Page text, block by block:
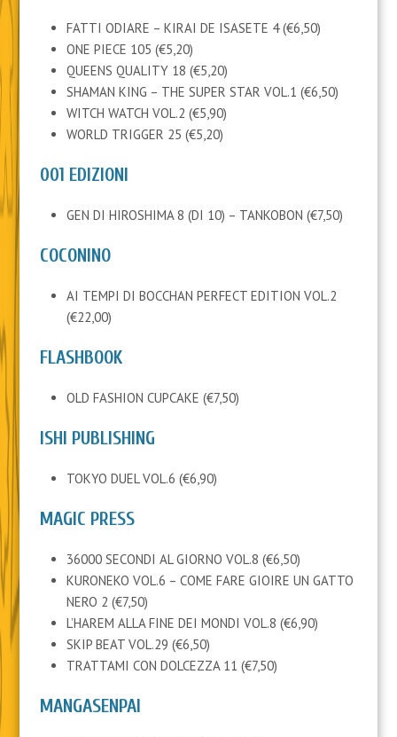
FATTI ODIARE – KIRAI DE ISASETE 4 (€6,50)
ONE PIECE 105 (€5,20)
QUEENS QUALITY 18 (€5,20)
SHAMAN KING – THE SUPER STAR VOL.1 (€6,50)
WITCH WATCH VOL.2 (€5,90)
WORLD TRIGGER 25 (€5,20)
001 EDIZIONI
GEN DI HIROSHIMA 8 (DI 10) – TANKOBON (€7,50)
COCONINO
AI TEMPI DI BOCCHAN PERFECT EDITION VOL.2
(€22,00)
FLASHBOOK
OLD FASHION CUPCAKE (€7,50)
ISHI PUBLISHING
TOKYO DUEL VOL.6 (€6,90)
MAGIC PRESS
36000 SECONDI AL GIORNO VOL.8 (€6,50)
KURONEKO VOL.6 – COME FARE GIOIRE UN GATTO
NERO 2 (€7,50)
L’HAREM ALLA FINE DEI MONDI VOL.8 (€6,90)
SKIP BEAT VOL.29 (€6,50)
TRATTAMI CON DOLCEZZA 11 (€7,50)
MANGASENPAI